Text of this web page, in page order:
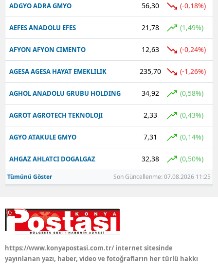
Karabük
Kilis
Osmaniye
Düzce
ADGYO ADRA GMYO 56,30 (-0,18%)
AEFES ANADOLU EFES 21,78 (1,49%)
AFYON AFYON CIMENTO 12,63 (-0,24%)
AGESA AGESA HAYAT EMEKLILIK 235,70 (-1,26%)
AGHOL ANADOLU GRUBU HOLDING 34,92 (0,58%)
AGROT AGROTECH TEKNOLOJI 2,33 (0,43%)
AGYO ATAKULE GMYO 7,31 (0,14%)
AHGAZ AHLATCI DOGALGAZ 32,38 (0,50%)
Tümünü Göster Son Güncellenme: 07.08.2026 11:25
https://www.konyapostasi.com.tr/ internet sitesinde
yayınlanan yazı, haber, video ve fotoğrafların her türlü hakkı